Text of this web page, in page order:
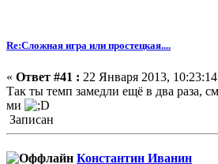
Re:Сложная игра или простецкая....
« Ответ #41 : 22 Января 2013,
Так ты темп замедли ещё в два раза,
ми
Записан
Константин Иванин